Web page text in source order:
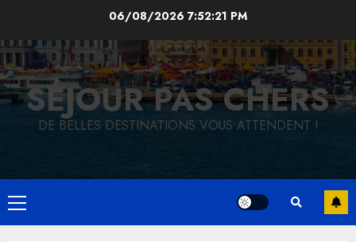
content
06/08/2026 7:52:22 PM
SÉJOUR PAS CHERS
DE BELLES DESTINATIONS VOUS ATTENDENT !
Primary
Menu